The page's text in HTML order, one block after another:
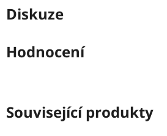
Diskuze
Hodnocení
Související produkty